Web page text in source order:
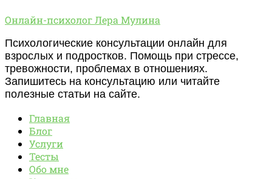
Онлайн-
Лера
Мулина
Онлайн-психолог Лера Мулина
Психологические консультации онлайн для
взрослых и подростков. Помощь при стрессе,
тревожности, проблемах в отношениях.
Запишитесь на консультацию или читайте
полезные статьи на сайте.
Главная
Блог
Услуги
Тесты
Обо мне